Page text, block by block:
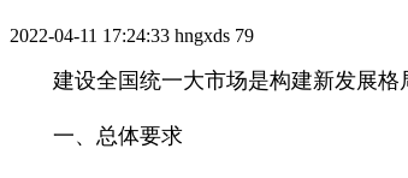
2022-04-11 17:24:33 hngxds 79
建设全国统一大市场是构建新发展
一、总体要求